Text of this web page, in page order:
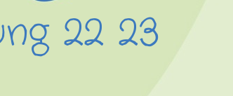
22 23